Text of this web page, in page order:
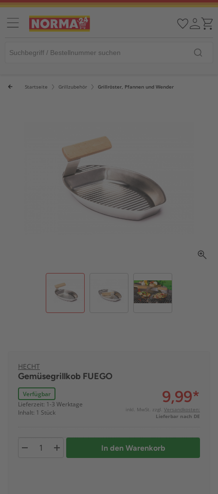
Startseite Grillzubehör Grillröster, Pfannen und Wender
HECHT
Gemüsegrillkob FUEGO
Verfügbar
Lieferzeit: 1-3 Werktage
Inhalt: 1 Stück
9,99*
inkl. MwSt. zzgl. Versandkosten:
Lieferbar nach DE
In den Warenkorb